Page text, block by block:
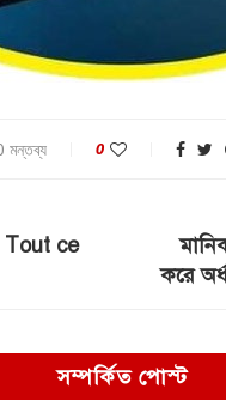
মন্তব্য 0
Tout ce
করে
সম্পর্কিত পোস্ট